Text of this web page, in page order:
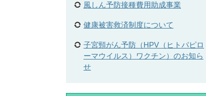
風しん予防接種費用助成事業
健康被害救済制度について
子宮頸がん予防（HPV（ヒトパピロ
ーマウイルス）ワクチン）のお知ら
せ